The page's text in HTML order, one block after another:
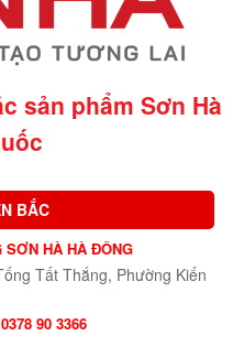
sản phẩm Sơn Hà
BẮC
SƠN HÀ HÀ ĐÔNG
Tất Thắng, Phường Kiến
90 3366